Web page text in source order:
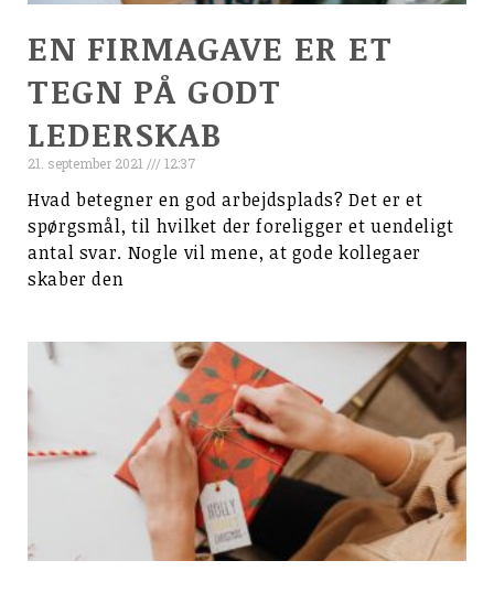
EN FIRMAGAVE ER ET
TEGN PÅ GODT
LEDERSKAB
21. september 2021 12:37
Hvad betegner en god arbejdsplads? Det er et
spørgsmål, til hvilket der foreligger et uendeligt
antal svar. Nogle vil mene, at gode kollegaer
skaber den